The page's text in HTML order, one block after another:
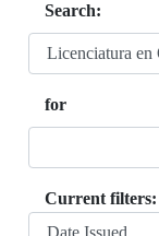
Search:
for
Current filters: